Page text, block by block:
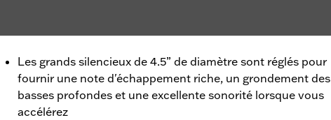
Les grands silencieux de 4.5” de diamètre sont réglés pour
fournir une note d'échappement riche, un grondement des
basses profondes et une excellente sonorité lorsque vous
accélérez